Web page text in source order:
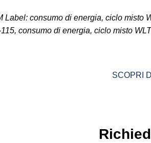
Label: consumo di energia, ciclo misto
consumo di energia, ciclo misto
SCOPRI